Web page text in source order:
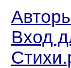
Вход